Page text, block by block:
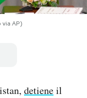
via AP)
detieneil